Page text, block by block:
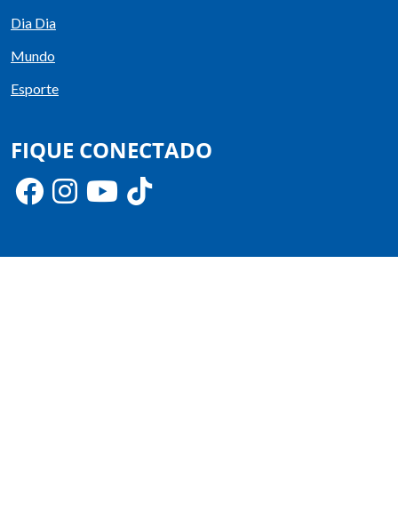
Dia Dia
Mundo
Esporte
FIQUE CONECTADO